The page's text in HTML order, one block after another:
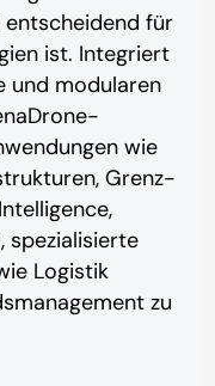
entscheidend für
ist. Integriert
und modularen
wie
Grenz-
spezialisierte
Logistik
zu